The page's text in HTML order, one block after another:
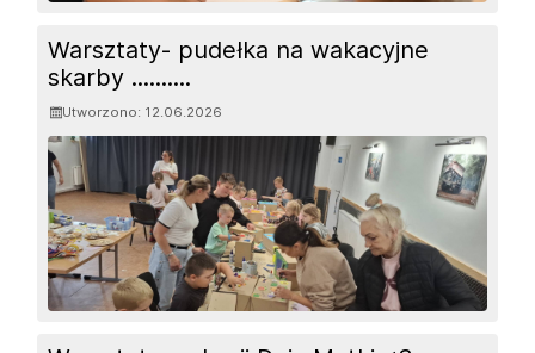
Warsztaty- pudełka na wakacyjne
skarby ..........
Utworzono: 12.06.2026